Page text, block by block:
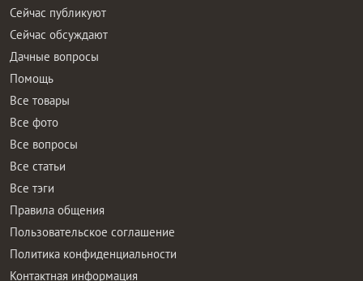
Сейчас публикуют
Сейчас обсуждают
Дачные вопросы
Помощь
Все товары
Все фото
Все вопросы
Все статьи
Все тэги
Правила общения
Пользовательское соглашение
Политика конфиденциальности
Контактная информация